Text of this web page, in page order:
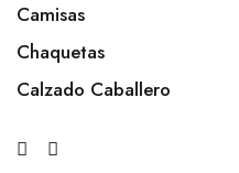
Camisas
Chaquetas
Calzado Caballero